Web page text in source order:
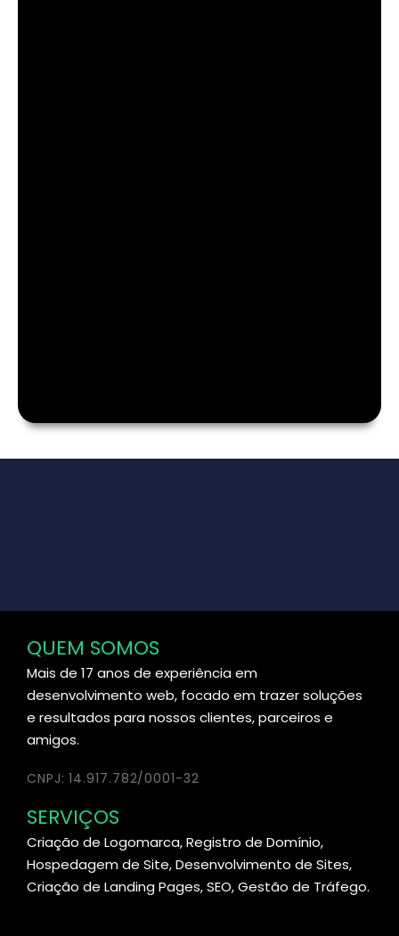
QUEM SOMOS
Mais de 17 anos de experiência em
desenvolvimento web, focado em trazer soluções
e resultados para nossos clientes, parceiros e
amigos.
CNPJ: 14.917.782/0001-32
SERVIÇOS
Criação de Logomarca, Registro de Domínio,
Hospedagem de Site, Desenvolvimento de Sites,
Criação de Landing Pages, SEO, Gestão de Tráfego.